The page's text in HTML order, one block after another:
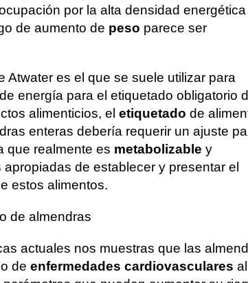
por la alta densidad
de aumento de peso parece ser
Atwater es el que se suele utilizar para
energía para el etiquetado obligatorio
alimenticios, el etiquetado de
enteras debería requerir un ajuste
que realmente es metabolizable y
de establecer y presentar el
estos alimentos.
de almendras
actuales nos muestras que las
de enfermedades cardiovasculares al